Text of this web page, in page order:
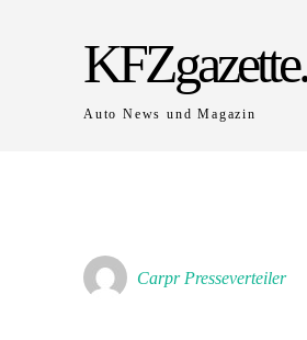
Auto News und Magazin
Carpr Presseverteiler